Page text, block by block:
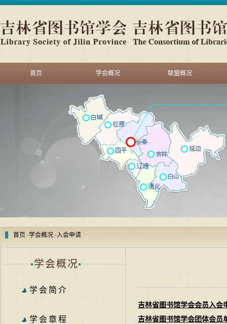
首页 学会概况 联盟概况
首页 -学会概况 -入会申请
学会概况
学会简介
学会章程
吉林省图书馆学会会员入会
吉林省图书馆学会团体会员